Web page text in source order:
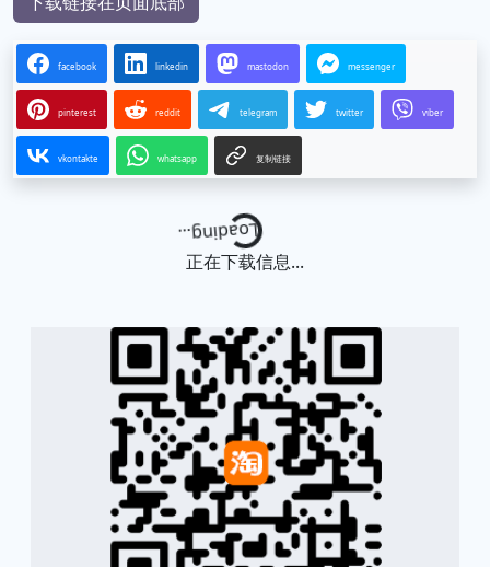
facebook linkedin mastodon messenger
pinterest reddit telegram twitter viber
vkontakte whatsapp 复制链接
Loading...
正在下载信息...